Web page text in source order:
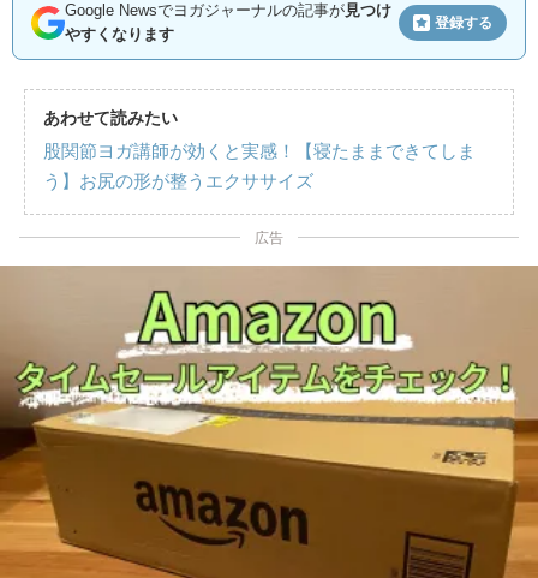
Google Newsでヨガジャーナルの記事が見つけ
やすくなります
登録する
あわせて読みたい
股関節ヨガ講師が効くと実感！【寝たままできてしま
う】お尻の形が整うエクササイズ
広告